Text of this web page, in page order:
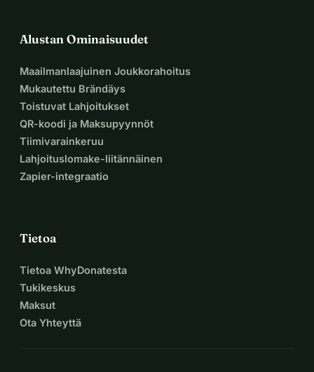
Alustan Ominaisuudet
Maailmanlaajuinen Joukkorahoitus
Mukautettu Brändäys
Toistuvat Lahjoitukset
QR-koodi ja Maksupyynnöt
Tiimivarainkeruu
Lahjoituslomake-liitännäinen
Zapier-integraatio
Tietoa
Tietoa WhyDonatesta
Tukikeskus
Maksut
Ota Yhteyttä